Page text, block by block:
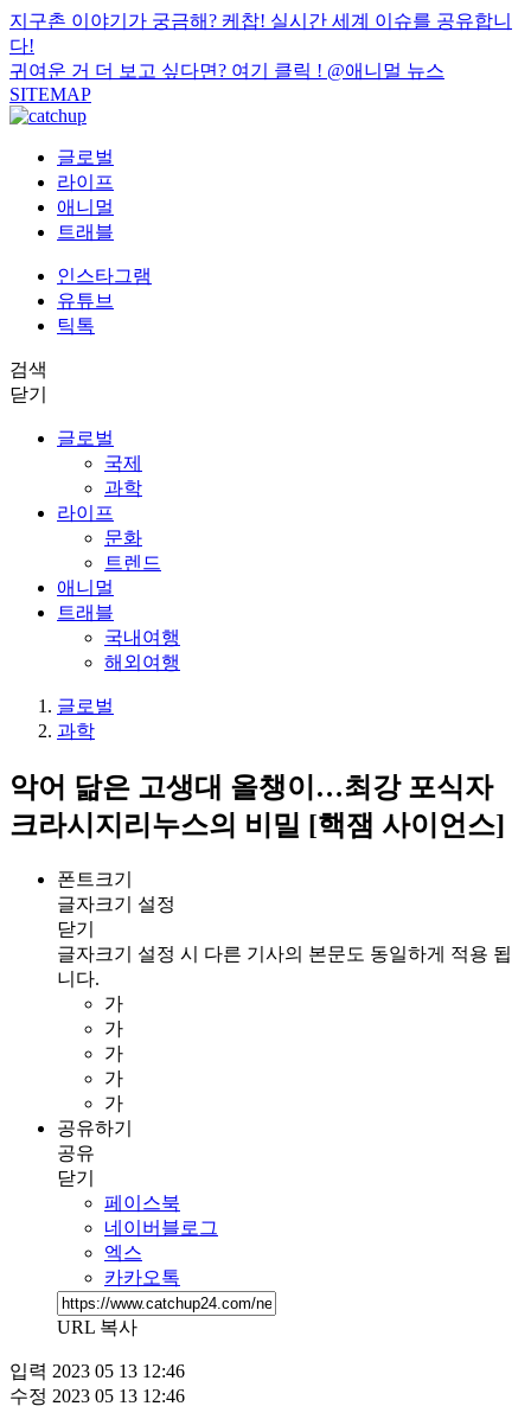
지구촌 이야기가 궁금해? 케찹! 실시간 세계 이슈를 공유합니
다!
귀여운 거 더 보고 싶다면? 여기 클릭 ! @애니멀 뉴스
SITEMAP
글로벌
라이프
애니멀
트래블
인스타그램
유튜브
틱톡
검색
닫기
글로벌
국제
과학
라이프
문화
트렌드
애니멀
트래블
국내여행
해외여행
글로벌
과학
악어 닮은 고생대 올챙이…최강 포식자
크라시지리누스의 비밀 [핵잼 사이언스]
폰트크기
글자크기 설정
닫기
글자크기 설정 시 다른 기사의 본문도 동일하게 적용 됩
니다.
가
가
가
가
가
공유하기
공유
닫기
페이스북
네이버블로그
엑스
카카오톡
URL 복사
입력 2023 05 13 12:46
수정 2023 05 13 12:46